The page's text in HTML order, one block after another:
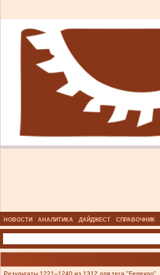
НОВОСТИ АНАЛИТИКА ДАЙДЖЕСТ СПРАВОЧНИК
Результаты 1221–1240 из 1312 для тега "Ferrexpo".